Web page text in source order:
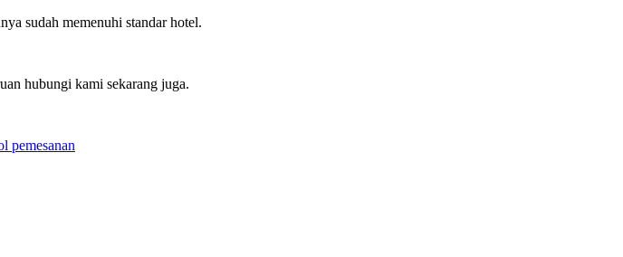
sudah memenuhi standar hotel.
hubungi kami sekarang juga.